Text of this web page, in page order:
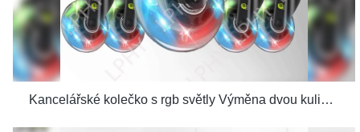
Kancelářské kolečko s rgb světly Výměna dvou kuličkových ložisek pro počítačovou herní židli se závitem výrobci odlitků na stopce